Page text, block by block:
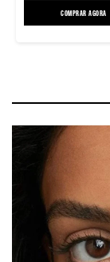
COMPRAR AGORA